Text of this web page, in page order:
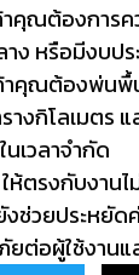
คุณต้องการค
ง หรือมีงบป
คุณต้องพ่นพื้
งกิโลเมตร แ
เวลาจำกัด
ห้ตรงกับงาน
วยประหยัดค่
ยต่อผู้ใช้งาน